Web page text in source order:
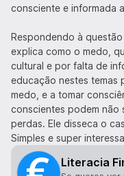
consciente e informada
Respondendo à
explica como o medo,
cultural e por falta de
educação nestes temas
medo, e a tomar
conscientes podem não
perdas. Ele disseca o
Simples e super
Literacia